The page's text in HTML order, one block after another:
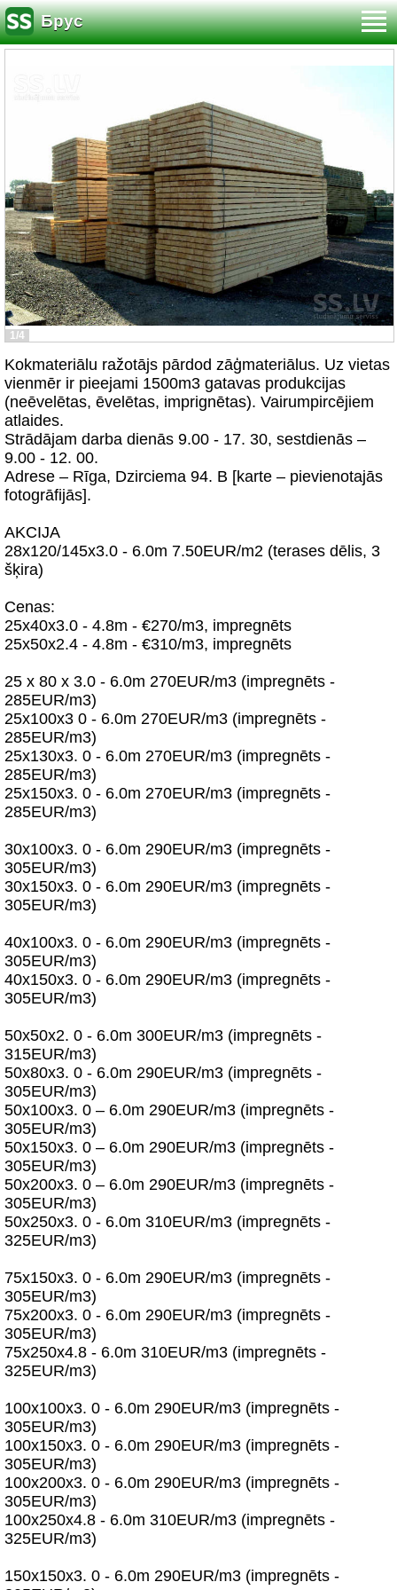
Брус
1/4
Kokmateriālu ražotājs pārdod zāģmateriālus. Uz vietas
vienmēr ir pieejami 1500m3 gatavas produkcijas
(neēvelētas, ēvelētas, imprignētas). Vairumpircējiem
atlaides.
Strādājam darba dienās 9.00 - 17. 30, sestdienās –
9.00 - 12. 00.
Adrese – Rīga, Dzirciema 94. B [karte – pievienotajās
fotogrāfijās].
AKCIJA
28x120/145x3.0 - 6.0m 7.50EUR/m2 (terases dēlis, 3
šķira)
Cenas:
25x40x3.0 - 4.8m - €270/m3, impregnēts
25x50x2.4 - 4.8m - €310/m3, impregnēts
25 x 80 x 3.0 - 6.0m 270EUR/m3 (impregnēts -
285EUR/m3)
25x100x3 0 - 6.0m 270EUR/m3 (impregnēts -
285EUR/m3)
25x130x3. 0 - 6.0m 270EUR/m3 (impregnēts -
285EUR/m3)
25x150x3. 0 - 6.0m 270EUR/m3 (impregnēts -
285EUR/m3)
30x100x3. 0 - 6.0m 290EUR/m3 (impregnēts -
305EUR/m3)
30x150x3. 0 - 6.0m 290EUR/m3 (impregnēts -
305EUR/m3)
40x100x3. 0 - 6.0m 290EUR/m3 (impregnēts -
305EUR/m3)
40x150x3. 0 - 6.0m 290EUR/m3 (impregnēts -
305EUR/m3)
50x50x2. 0 - 6.0m 300EUR/m3 (impregnēts -
315EUR/m3)
50x80x3. 0 - 6.0m 290EUR/m3 (impregnēts -
305EUR/m3)
50x100x3. 0 – 6.0m 290EUR/m3 (impregnēts -
305EUR/m3)
50x150x3. 0 – 6.0m 290EUR/m3 (impregnēts -
305EUR/m3)
50x200x3. 0 – 6.0m 290EUR/m3 (impregnēts -
305EUR/m3)
50x250x3. 0 - 6.0m 310EUR/m3 (impregnēts -
325EUR/m3)
75x150x3. 0 - 6.0m 290EUR/m3 (impregnēts -
305EUR/m3)
75x200x3. 0 - 6.0m 290EUR/m3 (impregnēts -
305EUR/m3)
75x250x4.8 - 6.0m 310EUR/m3 (impregnēts -
325EUR/m3)
100x100x3. 0 - 6.0m 290EUR/m3 (impregnēts -
305EUR/m3)
100x150x3. 0 - 6.0m 290EUR/m3 (impregnēts -
305EUR/m3)
100x200x3. 0 - 6.0m 290EUR/m3 (impregnēts -
305EUR/m3)
100x250x4.8 - 6.0m 310EUR/m3 (impregnēts -
325EUR/m3)
150x150x3. 0 - 6.0m 290EUR/m3 (impregnēts -